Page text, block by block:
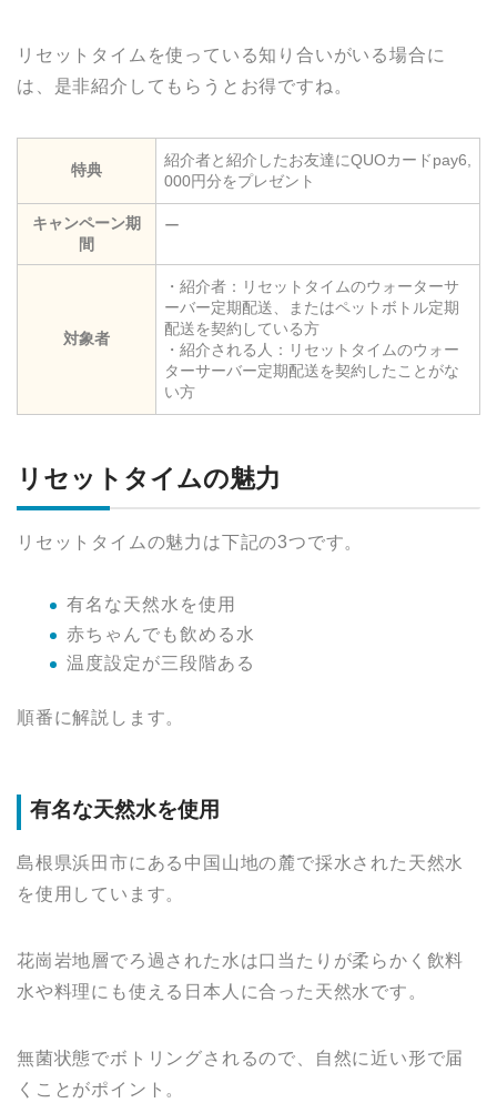
リセットタイムを使っている知り合いがいる場合に
は、是非紹介してもらうとお得ですね。
特典
紹介者と紹介したお友達にQUOカードpay6,
000円分をプレゼント
キャンペーン期
間
ー
対象者
・紹介者：リセットタイムのウォーターサ
ーバー定期配送、またはペットボトル定期
配送を契約している方
・紹介される人：リセットタイムのウォー
ターサーバー定期配送を契約したことがな
い方
リセットタイムの魅力
リセットタイムの魅力は下記の3つです。
有名な天然水を使用
赤ちゃんでも飲める水
温度設定が三段階ある
順番に解説します。
有名な天然水を使用
島根県浜田市にある中国山地の麓で採水された天然水
を使用しています。
花崗岩地層でろ過された水は口当たりが柔らかく飲料
水や料理にも使える日本人に合った天然水です。
無菌状態でボトリングされるので、自然に近い形で届
くことがポイント。